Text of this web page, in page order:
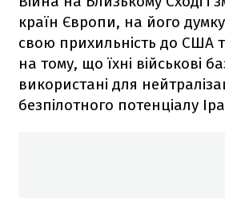
країн Європи, на його
свою прихильність до США
на тому, що їхні військові
використані для
безпілотного потенціалу